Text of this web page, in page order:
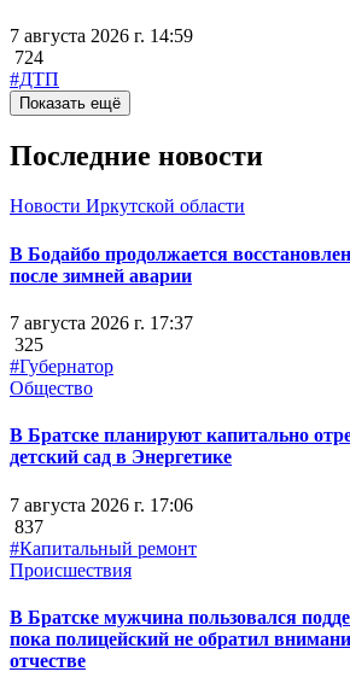
7 августа 2026 г. 14:59
724
#ДТП
Показать ещё
Последние новости
Новости Иркутской области
В Бодайбо продолжается
после зимней аварии
7 августа 2026 г. 17:37
325
#Губернатор
Общество
В Братске планируют капитально
детский сад в Энергетике
7 августа 2026 г. 17:06
837
#Капитальный ремонт
Происшествия
В Братске мужчина пользовался
пока полицейский не обратил
отчестве